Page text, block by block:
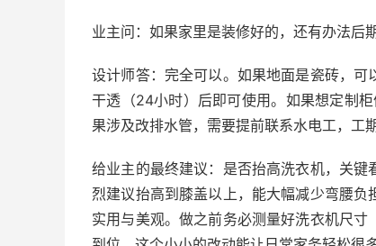
业主问：如果家里是装修好的，还有办法后
设计师答：完全可以。如果地面是瓷砖，
干透（24小时）后即可使用。如果想定制
果涉及改排水管，需要提前联系水电工，工
给业主的最终建议：是否抬高洗衣机，关
烈建议抬高到膝盖以上，能大幅减少弯腰
实用与美观。做之前务必测量好洗衣机尺